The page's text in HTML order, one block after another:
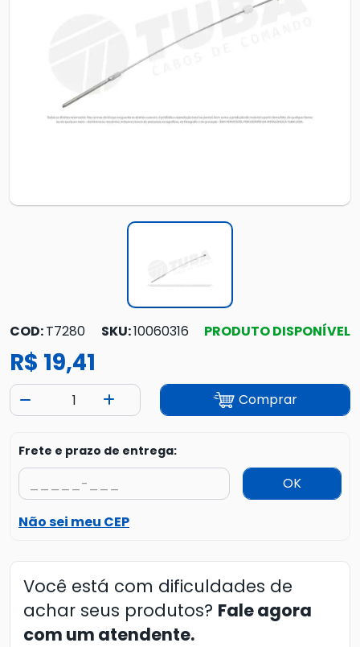
COD:T7280 SKU:10060316 PRODUTO DISPONÍVEL
R$ 19,41
Comprar
Frete e prazo de entrega:
OK
Não sei meu CEP
Você está com dificuldades de
achar seus produtos? Fale agora
com um atendente.